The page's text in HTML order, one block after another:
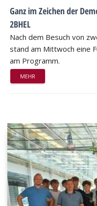
Ganz im Zeichen der
2BHEL
Nach dem Besuch von
stand am Mittwoch eine
am Programm.
MEHR